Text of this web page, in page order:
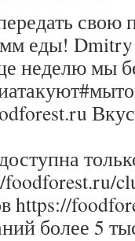
свою
еды!
неделю мы
https://
более 5